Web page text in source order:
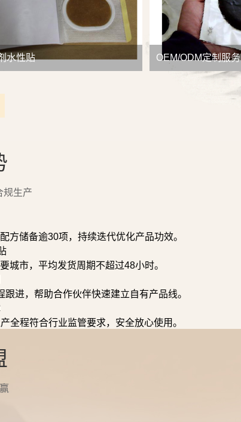
水性贴 OEM/ODM定制服务
规生产
方储备逾30项，持续迭代优化产品功效。
城市，平均发货周期不超过48小时。
进，帮助合作伙伴快速建立自有产品线。
全程符合行业监管要求，安全放心使用。